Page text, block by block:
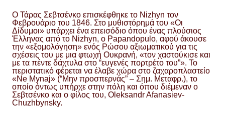
Ο Τάρας Σεβτσένκο επισκέφθηκε το Nizhyn τον
Φεβρουάριο του 1846. Στο μυθιστόρημά του «Οι
Δίδυμοι» υπάρχει ένα επεισόδιο όπου ένας πλούσιος
Έλληνας από το Nizhyn, ο Papandopulo, αφού άκουσε
την «εξομολόγηση» ενός Ρώσου αξιωματικού για τις
σχέσεις του με μια φτωχή Ουκρανή, «τον χαστούκισε και
με τα πέντε δάχτυλα στο “ευγενές πορτρέτο του”». Το
περιστατικό φέρεται να έλαβε χώρα στο ζαχαροπλαστείο
«Ne Mynaj» (“Μην προσπερνάς” – Σημ. Μεταφρ.), το
οποίο όντως υπήρχε στην πόλη και όπου διέμεναν ο
Σεβτσένκο και ο φίλος του, Oleksandr Afanasiev-
Chuzhbynsky.